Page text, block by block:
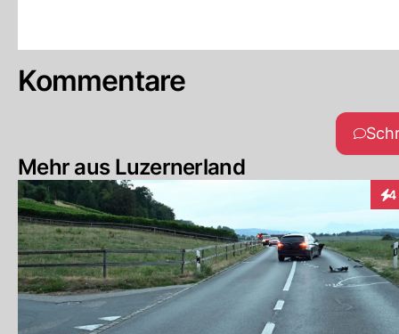
Kommentare
Mehr aus Luzernerland
4